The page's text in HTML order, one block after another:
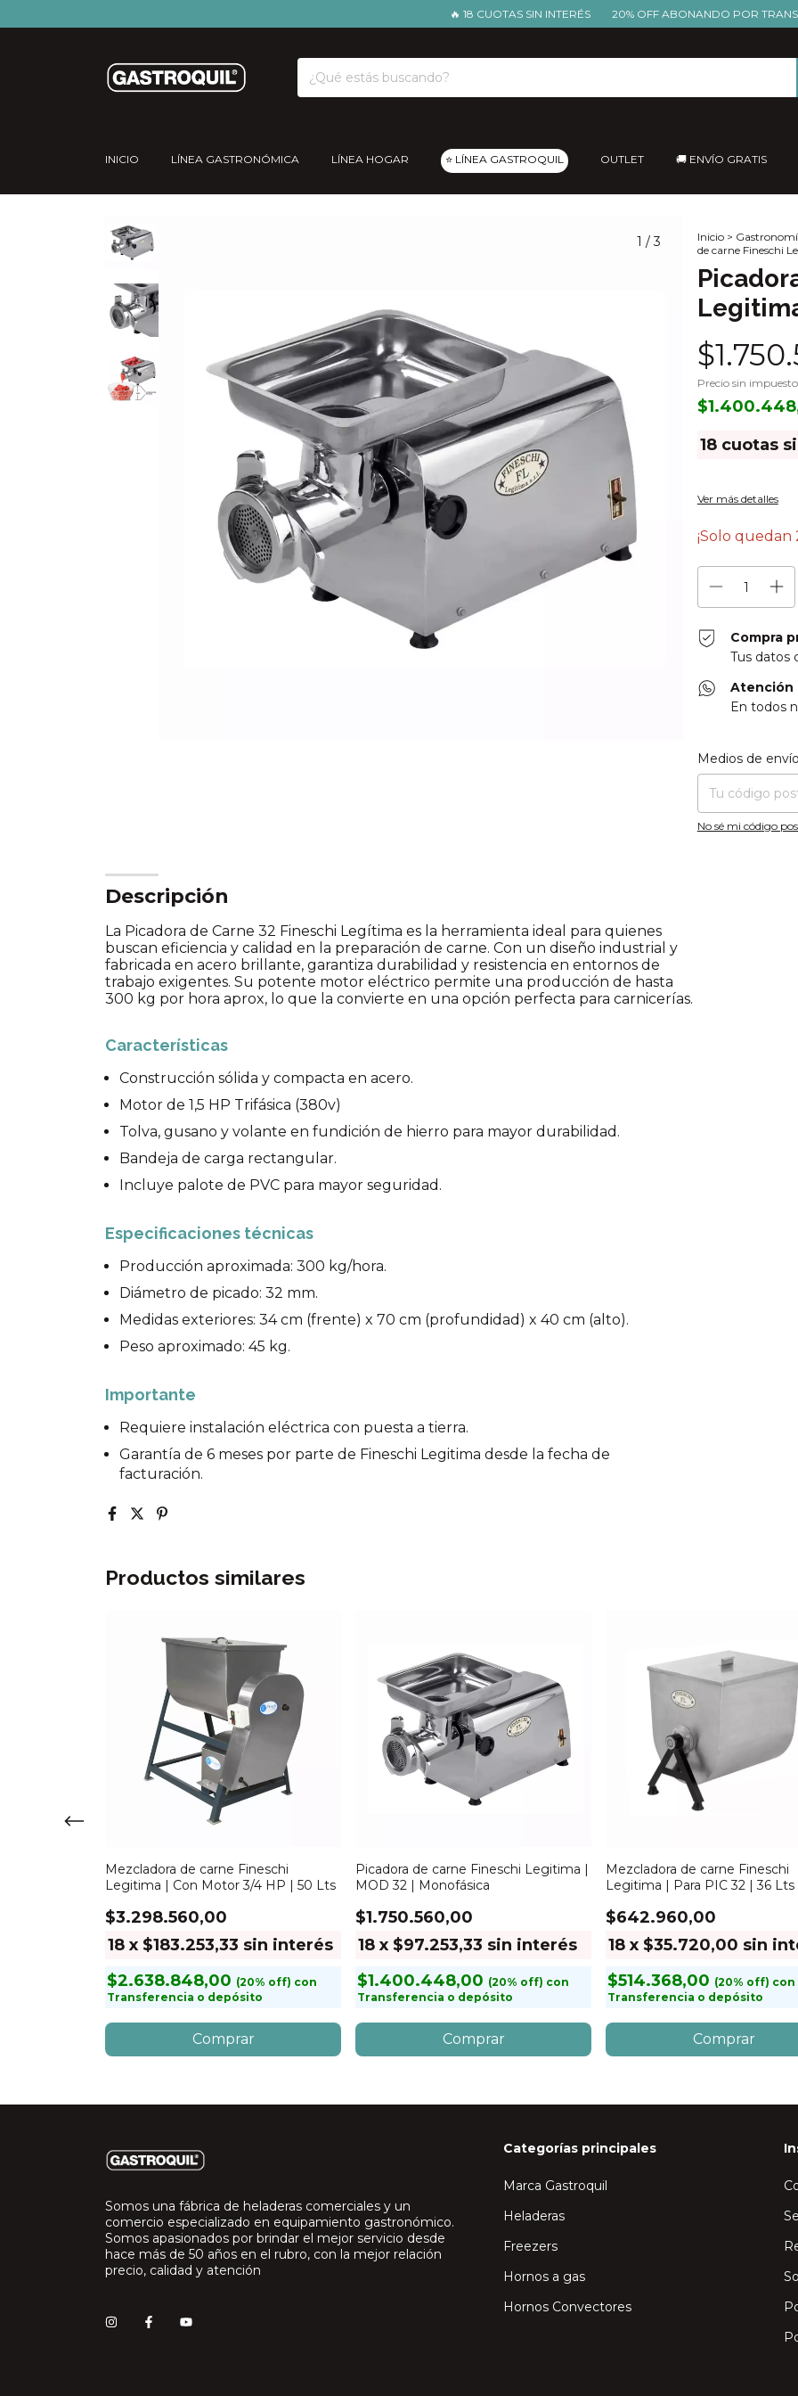
🔥 18 CUOTAS SIN INTERÉS 20% OFF ABONANDO POR
INICIO LÍNEA GASTRONÓMICA LÍNEA HOGAR ⭐ LÍNEA GASTROQUIL OUTLET 🚚 ENVÍO GRATIS
1 /3 Inicio >
de carne Fineschi
Precio sin
18 cuotas
Ver más detalles
¡Solo quedan
Compra
Tus datos
Atención
En todos
Entregas para el
Medios de
No sé mi código
Descripción
La Picadora de Carne 32 Fineschi Legítima es la herramienta ideal para quienes
buscan eficiencia y calidad en la preparación de carne. Con un diseño industrial y
fabricada en acero brillante, garantiza durabilidad y resistencia en entornos de
trabajo exigentes. Su potente motor eléctrico permite una producción de hasta
300 kg por hora aprox, lo que la convierte en una opción perfecta para carnicerías.
Características
Construcción sólida y compacta en acero.
Motor de 1,5 HP Trifásica (380v)
Tolva, gusano y volante en fundición de hierro para mayor durabilidad.
Bandeja de carga rectangular.
Incluye palote de PVC para mayor seguridad.
Especificaciones técnicas
Producción aproximada: 300 kg/hora.
Diámetro de picado: 32 mm.
Medidas exteriores: 34 cm (frente) x 70 cm (profundidad) x 40 cm (alto).
Peso aproximado: 45 kg.
Importante
Requiere instalación eléctrica con puesta a tierra.
Garantía de 6 meses por parte de Fineschi Legitima desde la fecha de
facturación.
Productos similares
Mezcladora de carne Fineschi
Legitima | Con Motor 3/4 HP | 50 Lts
$3.298.560,00
18 x $183.253,33 sin interés
$2.638.848,00
con
Transferencia o depósito
Picadora de carne Fineschi Legitima |
MOD 32 | Monofásica
$1.750.560,00
18 x $97.253,33 sin interés
$1.400.448,00
con
Transferencia o depósito
Mezcladora de carne Fineschi
Legitima | Para PIC 32 | 36 Lts
$642.960,00
18 x $35.720,00 sin
$514.368,00
con
Transferencia o depósito
Somos una fábrica de heladeras comerciales y un
comercio especializado en equipamiento gastronómico.
Somos apasionados por brindar el mejor servicio desde
hace más de 50 años en el rubro, con la mejor relación
precio, calidad y atención
Categorías principales
Marca Gastroquil
Heladeras
Freezers
Hornos a gas
Hornos Convectores